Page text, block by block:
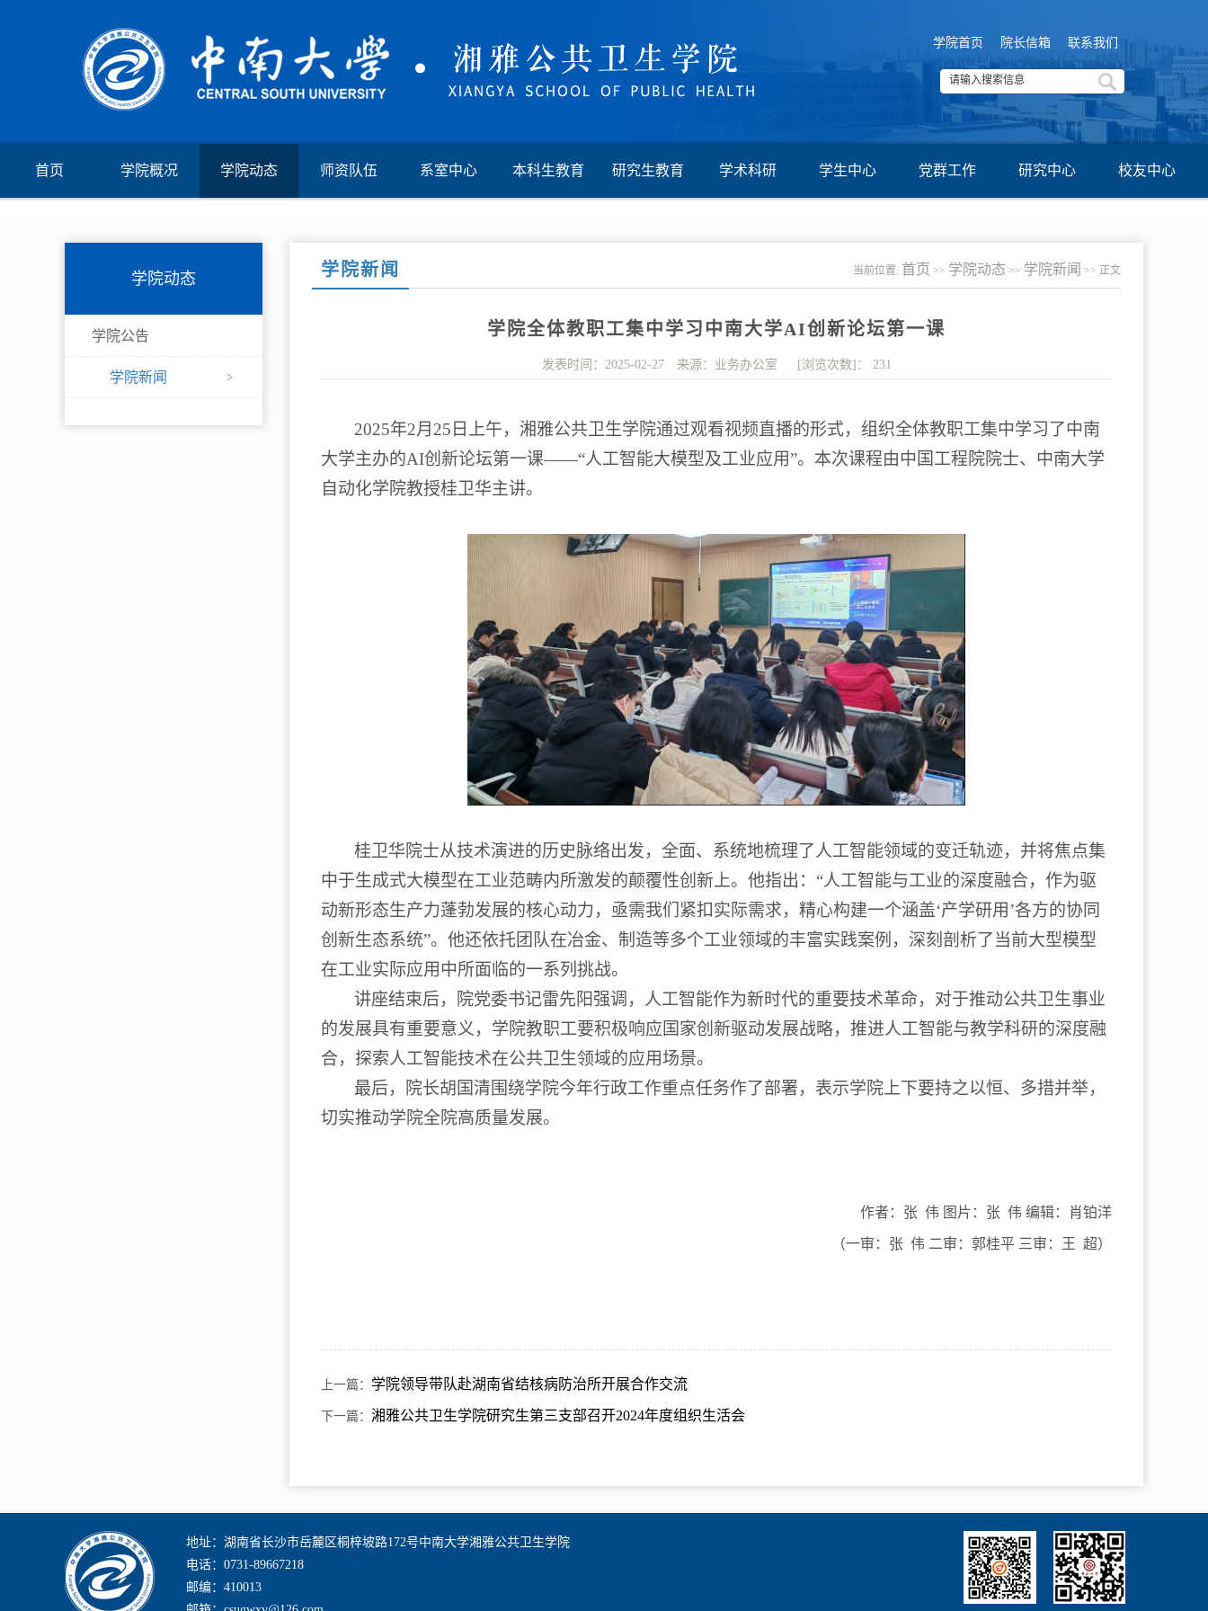
学院首页 院长信箱 联系我们
首页 学院概况 学院动态 师资队伍 系室中心 本科生教育 研究生教育 学术科研 学生中心 党群工作 研究中心 校友中心
学院动态
学院公告
学院新闻
学院新闻 当前位置: 首页 >> 学院动态 >> 学院新闻 >> 正文
学院全体教职工集中学习中南大学AI创新论坛第一课
发表时间：2025-02-27 来源：业务办公室 [浏览次数]： 231
2025年2月 25 日上午，湘雅公共卫生学院通过观看视频直播的形式，组织全体教职工集中学习了中南
大学主办的AI创新论坛第一课——“人工智能大模型及工业应用”。本次课程由中国工程院院士、中南大学
自动化学院教授桂卫华主讲。
桂卫华院士从技术演进的历史脉络出发，全面、系统地梳理了人工智能领域的变迁轨迹，并将焦点集
中于生成式大模型在工业范畴内所激发的颠覆性创新上。他指出： “人工智能与工业的深度融合，作为驱
动新形态生产力蓬勃发展的核心动力，亟需我们紧扣实际需求，精心构建一个涵盖‘产学研用’各方的协同
创新生态系统”。他还依托团队在冶金、制造等多个工业领域的丰富实践案例，深刻剖析了当前大型模型
在工业实际应用中所面临的一系列挑战。
讲座结束后，院党委书记雷先阳强调，人工智能作为新时代的重要技术革命，对于推动公共卫生事业
的发展具有重要意义，学院教职工要积极响应国家创新驱动发展战略，推进人工智能与教学科研的深度融
合，探索人工智能技术在公共卫生领域的应用场景。
最后，院长胡国清围绕学院今年行政工作重点任务作了部署，表示学院上下要持之以恒、多措并举，
切实推动学院全院高质量发展。
作者：张 伟 图片：张 伟 编辑：肖铂洋
（一审：张 伟 二审：郭桂平 三审：王 超）
上一篇： 学院领导带队赴湖南省结核病防治所开展合作交流
下一篇： 湘雅公共卫生学院研究生第三支部召开2024年度组织生活会
地址：湖南省长沙市岳麓区桐梓坡路172号中南大学湘雅公共卫生学院
电话：0731-89667218
邮编：410013